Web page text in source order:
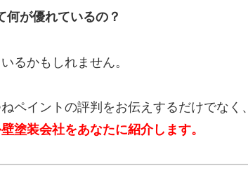
何が優れているの？
るかもしれません。
ペイントの評判をお伝えするだけでなく、
塗装会社をあなたに紹介します。